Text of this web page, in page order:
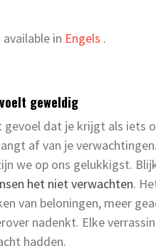
in Engels .
geweldig
gevoel dat je krijgt als iets
af van je
we op ons gelukkigst.
het niet verwachten.
van beloningen, meer
nadenkt. Elke
hadden.